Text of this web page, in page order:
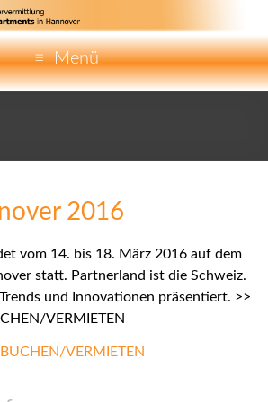
Menü
2016
vom 14. bis 18. März 2016 auf dem
statt. Partnerland ist die Schweiz.
und Innovationen präsentiert. >>
VERMIETEN
VERMIETEN